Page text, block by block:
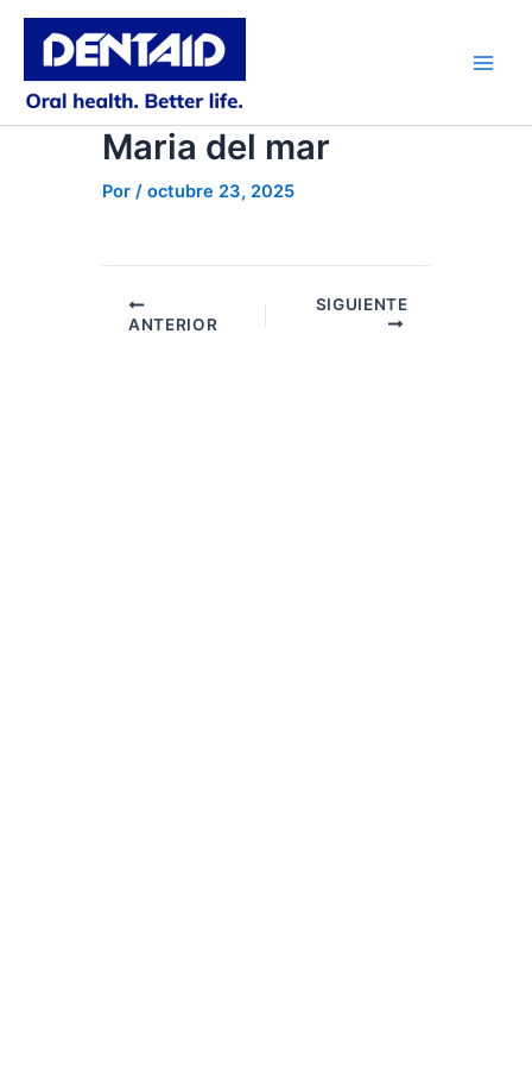
contenido
Maria del mar
Por / octubre 23, 2025
ANTERIOR
SIGUIENTE